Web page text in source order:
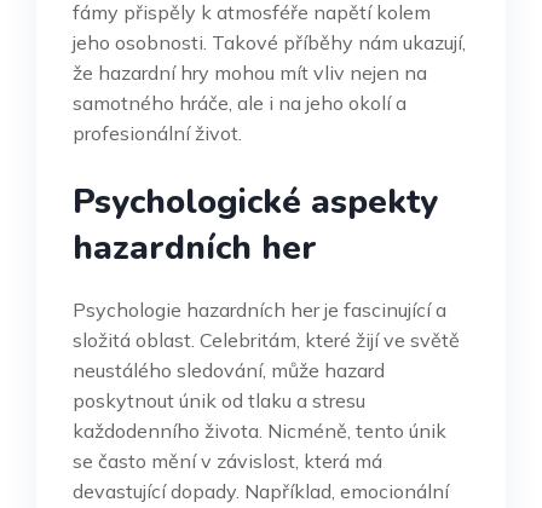
fámy přispěly k atmosféře napětí kolem
jeho osobnosti. Takové příběhy nám ukazují,
že hazardní hry mohou mít vliv nejen na
samotného hráče, ale i na jeho okolí a
profesionální život.
Psychologické aspekty
hazardních her
Psychologie hazardních her je fascinující a
složitá oblast. Celebritám, které žijí ve světě
neustálého sledování, může hazard
poskytnout únik od tlaku a stresu
každodenního života. Nicméně, tento únik
se často mění v závislost, která má
devastující dopady. Například, emocionální